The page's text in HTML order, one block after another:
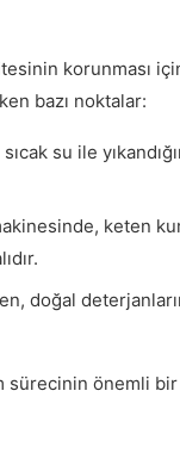
korunması
bazı noktalar:
su ile
keten
doğal
sürecinin önemli